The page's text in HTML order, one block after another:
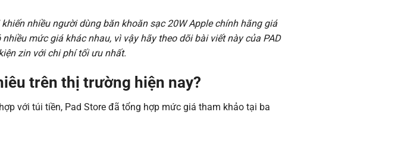
nhiều người dùng băn khoăn sạc 20W Apple chính hãng giá
mức giá khác nhau, vì vậy hãy theo dõi bài viết này của PAD
zin với chi phí tối ưu nhất.
trên thị trường hiện nay?
với túi tiền, Pad Store đã tổng hợp mức giá tham khảo tại ba